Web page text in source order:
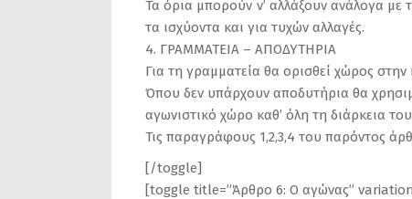
Τα όρια μπορούν ν’ αλλάξουν ανάλογα με
τα ισχύοντα και για τυχών αλλαγές.
4. ΓΡΑΜΜΑΤΕΙΑ – ΑΠΟΔΥΤΗΡΙΑ
Για τη γραμματεία θα ορισθεί χώρος στην
Όπου δεν υπάρχουν αποδυτήρια θα
αγωνιστικό χώρο καθ’ όλη τη διάρκεια
Τις παραγράφους 1,2,3,4 του παρόντος
[/toggle]
[toggle title=”Άρθρο 6: Ο αγώνας”